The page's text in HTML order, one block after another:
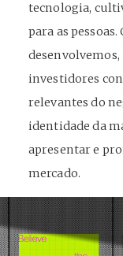
tecnologia,
para as
investidores
relevantes do
identidade da
apresentar e
mercado.